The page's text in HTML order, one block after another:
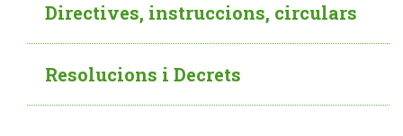
Directives, instruccions, circulars
Resolucions i Decrets